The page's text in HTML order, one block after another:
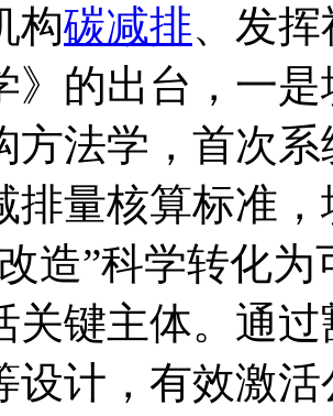
构碳减排、发
》的出台，一
方法学，首次
排量核算标准
造”科学转化
关键主体。通
设计，有效激